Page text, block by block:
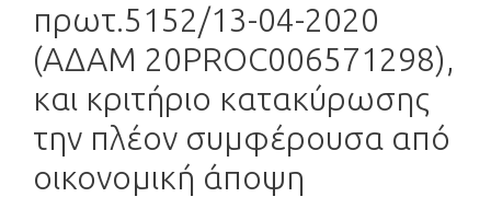
πρωτ.5152/13-04-2020
(ΑΔΑΜ 20PROC006571298),
και κριτήριο κατακύρωσης
την πλέον συμφέρουσα από
οικονομική άποψη